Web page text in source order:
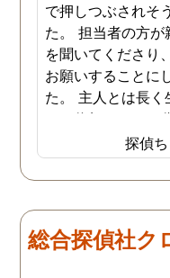
で押しつぶされそ
た。 担当者の方が
を聞いてくださり
お願いすることに
た。 主人とは長く
にし信頼していた
も悔しい結果とな
い残念です。 子ど
為、私自身の為に
決断しました。 私
解決できなかった
探偵
総合探偵社ク